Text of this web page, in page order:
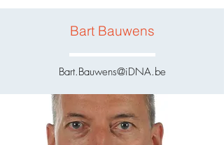
Bart Bauwens
Bart.Bauwens@iDNA.be